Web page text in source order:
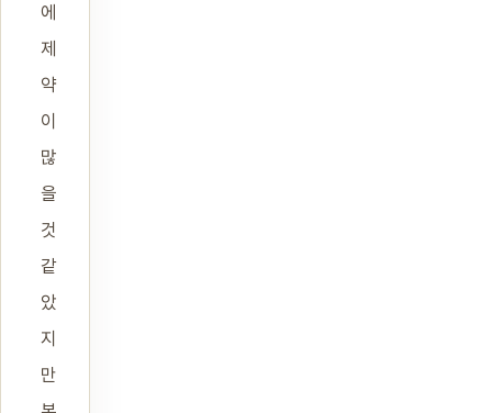
에
제
약
이
많
을
것
같
았
지
만